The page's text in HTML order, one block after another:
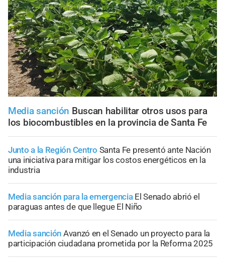
Media sanción Buscan habilitar otros usos para
los biocombustibles en la provincia de Santa Fe
Junto a la Región Centro Santa Fe presentó ante Nación
una iniciativa para mitigar los costos energéticos en la
industria
Media sanción para la emergencia El Senado abrió el
paraguas antes de que llegue El Niño
Media sanción Avanzó en el Senado un proyecto para la
participación ciudadana prometida por la Reforma 2025